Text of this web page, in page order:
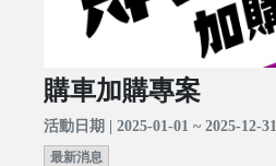
購車加購專案
活動日期 | 2025-01-01 ~ 2025-12-31
最新消息